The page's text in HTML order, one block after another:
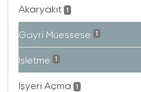
Akaryakıt 1
Gayri Müessese 1
Işletme 1
Işyeri Açma 1